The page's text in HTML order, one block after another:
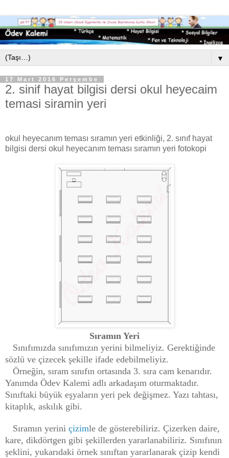
▼
17 Mart 2016 Perşembe
2. sinif hayat bilgisi dersi okul heyecaim
temasi siramin yeri
okul heyecanım teması sıramın yeri etkinliği, 2. sınıf hayat
bilgisi dersi okul heyecanım teması sıramın yeri fotokopi
Sıramın Yeri
Sınıfımızda sınıfımızın yerini bilmeliyiz. Gerektiğinde
sözlü ve çizecek şekille ifade edebilmeliyiz.
Örneğin, sıram sınıfın ortasında 3. sıra cam kenarıdır.
Yanımda Ödev Kalemi adlı arkadaşım oturmaktadır.
Sınıftaki büyük eşyaların yeri pek değişmez. Yazı tahtası,
kitaplık, askılık gibi.
Sıramın yerini çizimle de gösterebiliriz. Çizerken daire,
kare, dikdörtgen gibi şekillerden yararlanabiliriz. Sınıfının
şeklini, yukarıdaki örnek sınıftan yararlanarak çizip kendi